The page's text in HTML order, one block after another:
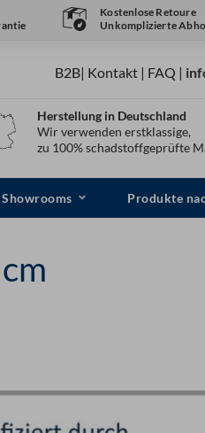
Kostenlose Retoure
Unkomplizierte
B2B| Kontakt | FAQ |
Herstellung in Deutschland
Wir verwenden erstklassige,
zu 100% schadstoffgeprüfte
Showrooms Produkte